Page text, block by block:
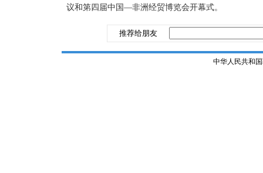
议和第四届中国—非洲经贸博览会开幕式。
推荐给朋友
中华人民共和